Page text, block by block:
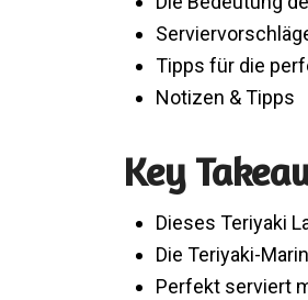
Tipps für die
Notizen & Tipps
Key
Dieses Teriyaki
Die Teriyaki-
Perfekt serviert